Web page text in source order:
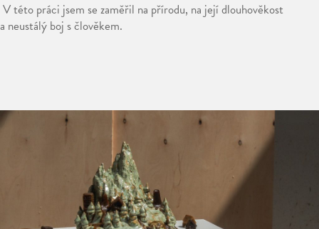
V této práci jsem se zaměřil na přírodu, na její dlouhověkost
a neustálý boj s člověkem.